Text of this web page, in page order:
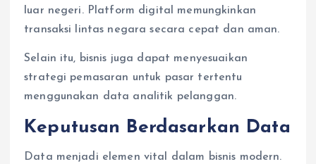
luar negeri. Platform digital memungkinkan
transaksi lintas negara secara cepat dan aman.
Selain itu, bisnis juga dapat menyesuaikan
strategi pemasaran untuk pasar tertentu
menggunakan data analitik pelanggan.
Keputusan Berdasarkan Data
Data menjadi elemen vital dalam bisnis modern.